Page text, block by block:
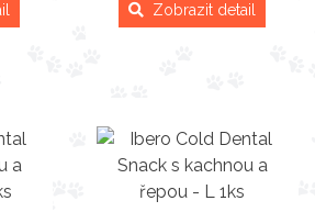
Zobrazit detail